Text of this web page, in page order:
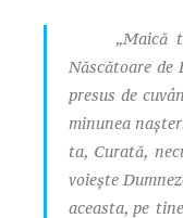
„Maică te-
Născătoare de
presus de
minunea
ta, Curată,
voieşte
aceasta, pe